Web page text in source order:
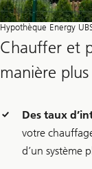
Hypothèque Energy
Chauffer et
manière
Des taux
votre
d’un système